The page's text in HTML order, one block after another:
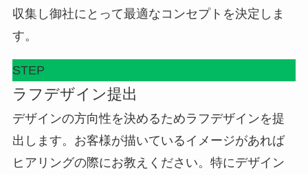
収集し御社にとって最適なコンセプトを決定しま
す。
STEP
ラフデザイン提出
デザインの方向性を決めるためラフデザインを提
出します。お客様が描いているイメージがあれば
ヒアリングの際にお教えください。特にデザイン